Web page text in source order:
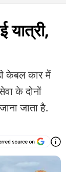
केबल कार में
के दोनों
जाता है.